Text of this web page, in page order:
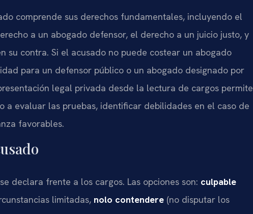
comprende sus derechos fundamentales, incluyendo el
a un abogado defensor, el derecho a un juicio justo, y
su contra. Si el acusado no puede costear un abogado
para un defensor público o un abogado designado por
legal privada desde la lectura de cargos permite
a evaluar las pruebas, identificar debilidades en el caso de
favorables.
declara frente a los cargos. Las opciones son: culpable
limitadas, nolo contendere (no disputar los